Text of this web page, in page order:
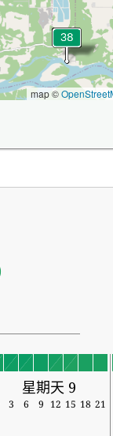
map ©
星期天 9
3 6 9 12 15 18 21